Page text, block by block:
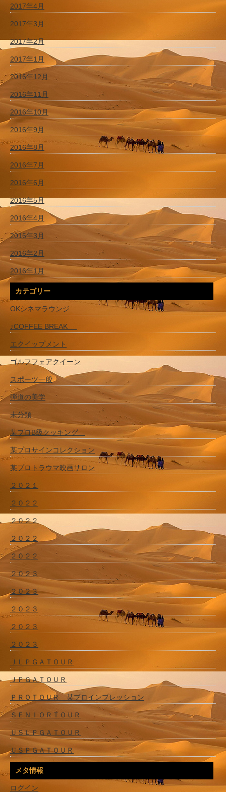
2017年4月
2017年3月
2017年2月
2017年1月
2016年12月
2016年11月
2016年10月
2016年9月
2016年8月
2016年7月
2016年6月
2016年5月
2016年4月
2016年3月
2016年2月
2016年1月
カテゴリー
OKシネマラウンジ
♪COFFEE BREAK
エクイップメント
ゴルフフェアクイーン
スポーツ一般
弾道の美学
未分類
某プロB級クッキング
某プロサインコレクション
某プロトラウマ映画サロン
２０２１
２０２２
２０２２
２０２２
２０２２
２０２３
２０２３
２０２３
２０２３
２０２３
ＪＬＰＧＡＴＯＵＲ
ＪＰＧＡＴＯＵＲ
ＰＲＯＴＯＵＲ 某プロインプレッション
ＳＥＮＩＯＲＴＯＵＲ
ＵＳＬＰＧＡＴＯＵＲ
ＵＳＰＧＡＴＯＵＲ
メタ情報
ログイン